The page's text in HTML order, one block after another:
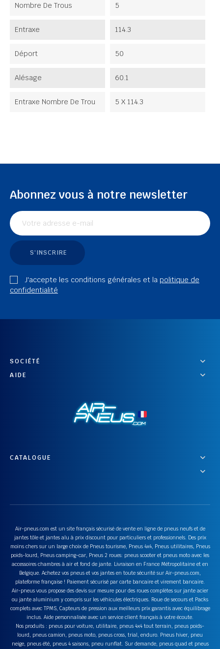
Nombre De Trous 5
Entraxe 114.3
Déport 50
Alésage 60.1
Entraxe Nombre De Trou 5 X 114.3
Abonnez vous à notre newsletter
S'INSCRIRE
J'accepte les conditions générales et la politique de
confidentialité
SOCIÉTÉ
AIDE
CATALOGUE
Air-pneus.com est un site français sécurisé de vente en ligne de pneus neufs et de
jantes tôle et jantes alu à prix discount pour particuliers et professionnels. Des prix
moins chers sur un large choix de Pneus tourisme, Pneus 4x4, Pneus utilitaires, Pneus
poids-lourd, Pneus camping-car, Pneus 2 roues: pneus scooter et pneus moto avec les
accessoires chambres à air et fond de jante. Livraison en France Métropolitaine et en
Belgique. Achetez vos pneus et vos jantes en toute sécurité sur Air-pneus.com,
plateforme française ! Paiement sécurisé par carte bancaire et virement bancaire.
Air-pneus vous propose des devis sur mesure pour des roues complètes sur jante acier
ou jante aluminium y compris sur les véhicules électriques. Roue de secours et Packs
complets avec TPMS, Capteurs de pression aux meilleurs prix garantis avec équilibrage
inclus. Aide personnalisée avec un service client français à votre écoute.
Nos produits : pneus pour voiture, utilitaire, pneus 4x4 tout terrain, pneus poids-
lourd, pneus camion, pneus moto, pneus cross, trial, enduro. Pneus hiver, pneu
neige, pneus été, pneus 4 saisons, pneu runflat. Sur demande, pneus quad et pneus